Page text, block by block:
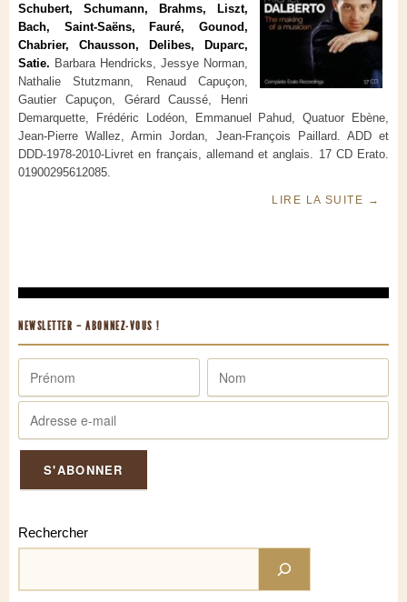
Schubert, Schumann,
Brahms, Liszt,
Bach, Saint-Saëns, Fauré, Gounod,
Chabrier, Chausson,
Delibes, Duparc,
Satie. Barbara Hendricks, Jessye Norman,
NathalieStutzmann , RenaudCapuçon
Gautier Capuçon, GérardCaussé , Henri
Demarquette , Frédéric Lodéon, Emmanuel Pahud , Quatuor Ebène,
Jean-PierreWallez , Armin Jordan, Jean-François Paillard. ADD et
DDD-1978-2010-Livret en français, allemand et anglais. 17 CD Erato.
01900295612085.
LIRE LA SUITE →
NEWSLETTER – ABONNEZ-VOUS !
Rechercher